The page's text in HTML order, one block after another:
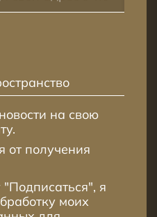
на свою
от получения
я
моих